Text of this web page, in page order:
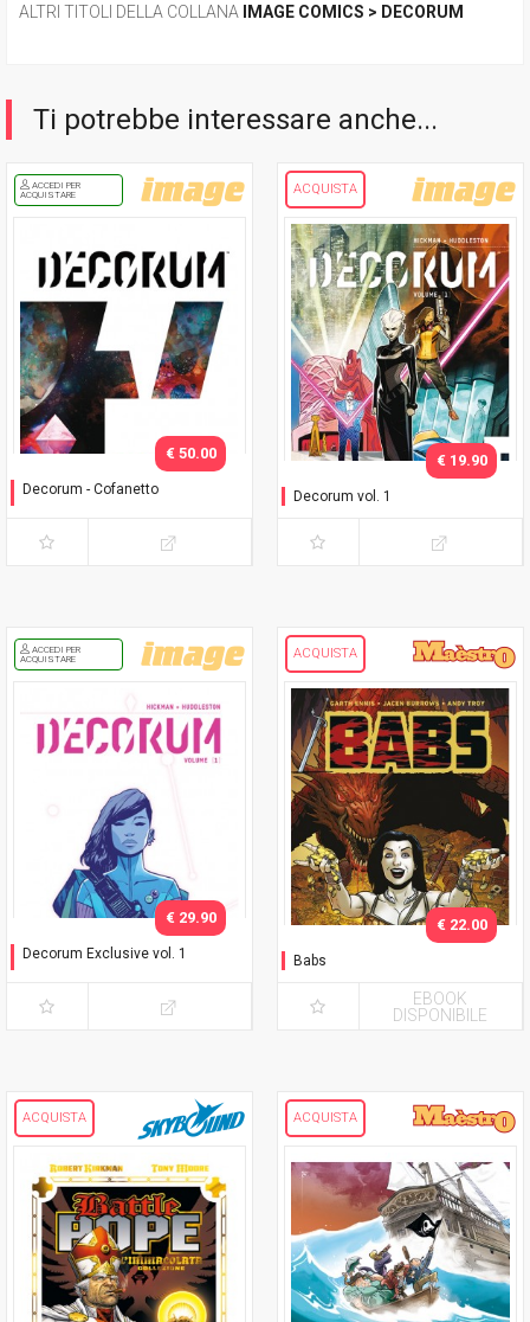
ALTRI TITOLI DELLA COLLANA IMAGE COMICS > DECORUM
Ti potrebbe interessare anche...
ACCEDI PER
ACQUISTARE
Decorum - Cofanetto
e vol. 2
€ 50.00
ACQUISTA
Decorum vol. 1
€ 19.90
ACCEDI PER
ACQUISTARE
Decorum Exclusive vol. 1
€ 29.90
ACQUISTA
Babs
€ 22.00
EBOOK
DISPONIBILE
ACQUISTA ACQUISTA